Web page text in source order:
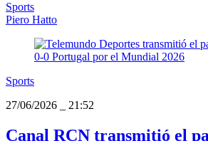
Sports
Piero Hatto
Sports
27/06/2026
21:52
Canal RCN transmitió el